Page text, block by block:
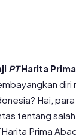
PTHarita
diri
Hai,
tentang
Harita Prima